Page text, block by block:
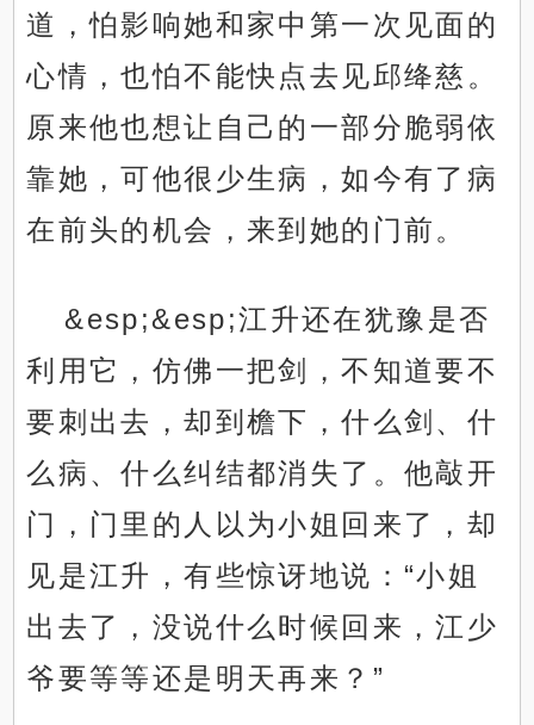
道，怕影响她和家中第一次见面的
心情，也怕不能快点去见邱绛慈。
原来他也想让自己的一部分脆弱依
靠她，可他很少生病，如今有了病
在前头的机会，来到她的门前。
&esp;&esp;江升还在犹豫是否
利用它，仿佛一把剑，不知道要不
要刺出去，却到檐下，什么剑、什
么病、什么纠结都消失了。他敲开
门，门里的人以为小姐回来了，却
见是江升，有些惊讶地说：“小姐
出去了，没说什么时候回来，江少
爷要等等还是明天再来？”